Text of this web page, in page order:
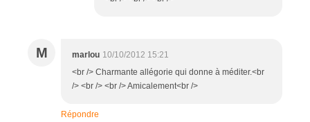
M marlou 10/10/2012 15:21
<br /> Charmante allégorie qui donne à méditer.<br
/> <br /> <br /> Amicalement<br />
Répondre